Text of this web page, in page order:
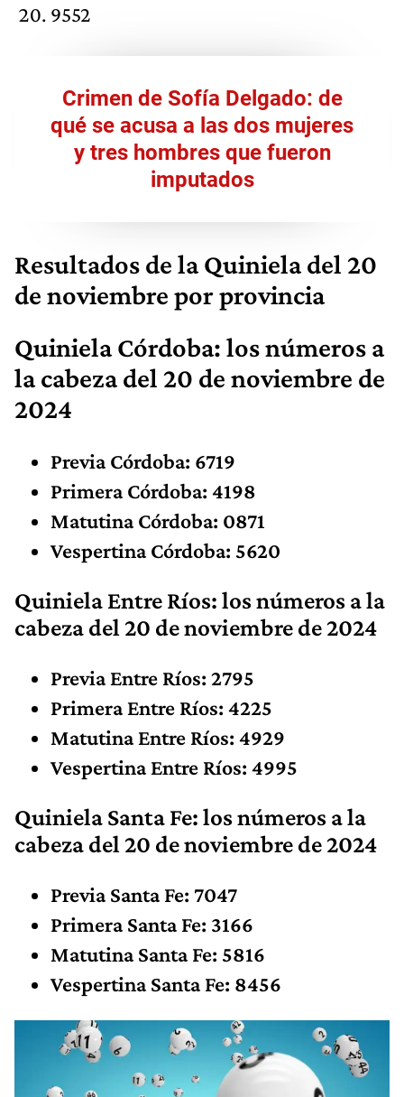
9552
Crimen de Sofía Delgado: de
qué se acusa a las dos mujeres
y tres hombres que fueron
imputados
Resultados de la Quiniela del 20
de noviembre por provincia
Quiniela Córdoba: los números a
la cabezadel 20 de noviembre de
2024
Previa Córdoba: 6719
Primera Córdoba: 4198
Matutina Córdoba: 0871
Vespertina Córdoba: 5620
Quiniela Entre Ríos: los números a la
cabeza del 20 de noviembre de 2024
Previa Entre Ríos: 2795
Primera Entre Ríos: 4225
Matutina Entre Ríos: 4929
Vespertina Entre Ríos: 4995
Quiniela Santa Fe: los números a la
cabeza del 20 de noviembre de 2024
Previa Santa Fe: 7047
Primera Santa Fe: 3166
Matutina Santa Fe: 5816
Vespertina Santa Fe: 8456